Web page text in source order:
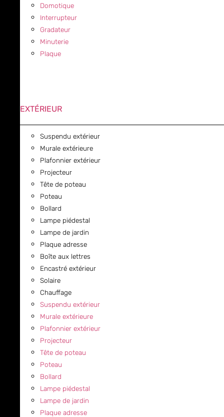
Domotique
Interrupteur
Gradateur
Minuterie
Plaque
EXTÉRIEUR
Suspendu extérieur
Murale extérieure
Plafonnier extérieur
Projecteur
Tête de poteau
Poteau
Bollard
Lampe piédestal
Lampe de jardin
Plaque adresse
Boîte aux lettres
Encastré extérieur
Solaire
Chauffage
Suspendu extérieur
Murale extérieure
Plafonnier extérieur
Projecteur
Tête de poteau
Poteau
Bollard
Lampe piédestal
Lampe de jardin
Plaque adresse